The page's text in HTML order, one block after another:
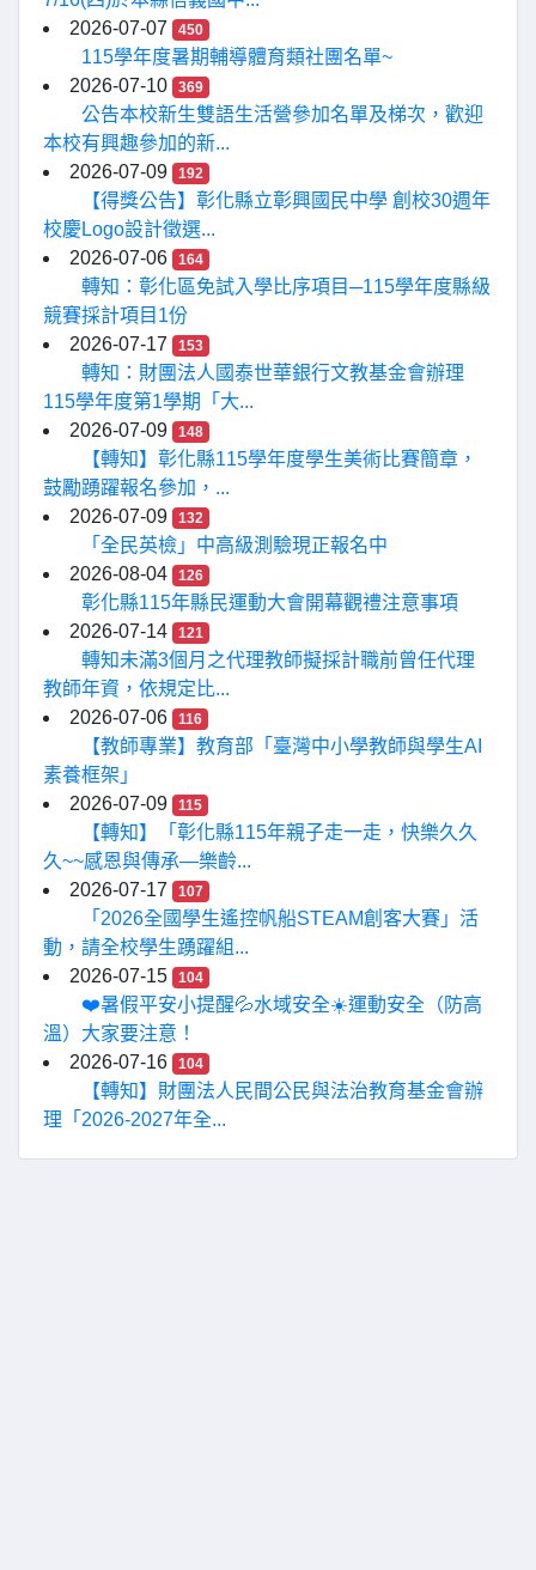
2026-07-07
450
115學年度暑期輔導體育類社團名單~
2026-07-10
369
公告本校新生雙語生活營參加名單及梯次，歡迎
本校有興趣參加的新...
2026-07-09
192
【得獎公告】彰化縣立彰興國民中學 創校30週年
校慶Logo設計徵選...
2026-07-06
164
轉知：彰化區免試入學比序項目─115學年度縣級
競賽採計項目1份
2026-07-17
153
轉知：財團法人國泰世華銀行文教基金會辦理
115學年度第1學期「大...
2026-07-09
148
【轉知】彰化縣115學年度學生美術比賽簡章，
鼓勵踴躍報名參加，...
2026-07-09
132
「全民英檢」中高級測驗現正報名中
2026-08-04
126
彰化縣115年縣民運動大會開幕觀禮注意事項
2026-07-14
121
轉知未滿3個月之代理教師擬採計職前曾任代理
教師年資，依規定比...
2026-07-06
116
【教師專業】教育部「臺灣中小學教師與學生AI
素養框架」
2026-07-09
115
【轉知】「彰化縣115年親子走一走，快樂久久
久~~感恩與傳承—樂齡...
2026-07-17
107
「2026全國學生遙控帆船STEAM創客大賽」活
動，請全校學生踴躍組...
2026-07-15
104
❤️暑假平安小提醒💦水域安全☀️運動安全（防高
溫）大家要注意！
2026-07-16
104
【轉知】財團法人民間公民與法治教育基金會辦
理「2026-2027年全...